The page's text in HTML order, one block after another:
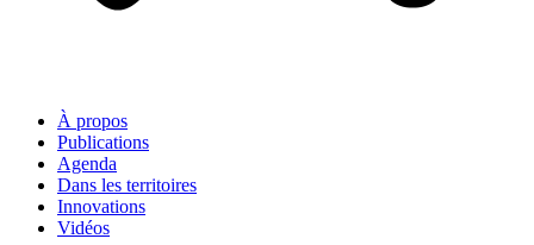
À propos
Publications
Agenda
Dans les territoires
Innovations
Vidéos